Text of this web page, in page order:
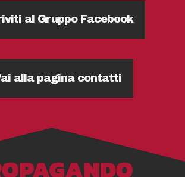
al Gruppo Facebook
alla pagina contatti